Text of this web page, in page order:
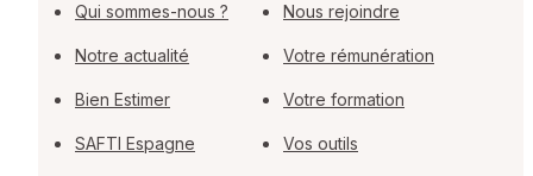
Qui sommes-nous ?
Notre actualité
Bien Estimer
SAFTI Espagne
Nous rejoindre
Votre rémunération
Votre formation
Vos outils